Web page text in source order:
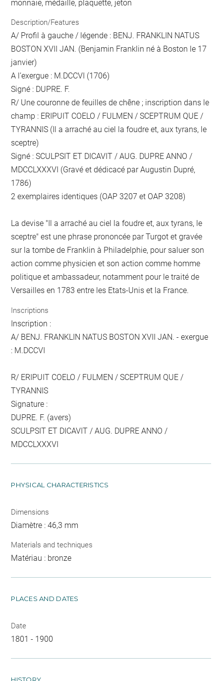
monnaie, médaille, plaquette, jeton
Description/Features
A/ Profil à gauche / légende : BENJ. FRANKLIN NATUS
BOSTON XVII JAN. (Benjamin Franklin né à Boston le 17
janvier)
A l’exergue : M.DCCVI (1706)
Signé : DUPRE. F.
R/ Une couronne de feuilles de chêne ; inscription dans le
champ : ERIPUIT COELO / FULMEN / SCEPTRUM QUE /
TYRANNIS (Il a arraché au ciel la foudre et, aux tyrans, le
sceptre)
Signé : SCULPSIT ET DICAVIT / AUG. DUPRE ANNO /
MDCCLXXXVI (Gravé et dédicacé par Augustin Dupré,
1786)
2 exemplaires identiques (OAP 3207 et OAP 3208)
La devise "Il a arraché au ciel la foudre et, aux tyrans, le
sceptre" est une phrase prononcée par Turgot et gravée
sur la tombe de Franklin à Philadelphie, pour saluer son
action comme physicien et son action comme homme
politique et ambassadeur, notamment pour le traité de
Versailles en 1783 entre les Etats-Unis et la France.
Inscriptions
Inscription :
A/ BENJ. FRANKLIN NATUS BOSTON XVII JAN. - exergue
: M.DCCVI
R/ ERIPUIT COELO / FULMEN / SCEPTRUM QUE /
TYRANNIS
Signature :
DUPRE. F. (avers)
SCULPSIT ET DICAVIT / AUG. DUPRE ANNO /
MDCCLXXXVI
PHYSICAL CHARACTERISTICS
Dimensions
Diamètre : 46,3 mm
Materials and techniques
Matériau : bronze
PLACES AND DATES
Date
1801 - 1900